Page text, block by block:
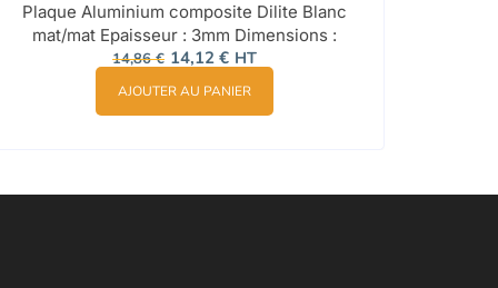
Plaque Aluminium composite Dilite Blanc
mat/mat Epaisseur : 3mm Dimensions :
14,86€ Le
prix
initial
14,86 €.
14,12 €Le
prix
actuel
14,12 €.
HT
AJOUTER AU PANIER